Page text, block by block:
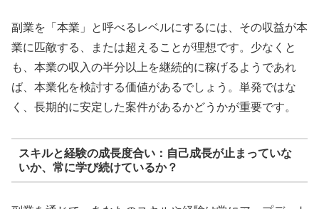
副業を「本業」と呼べるレベルにするには、その収益が本
業に匹敵する、または超えることが理想です。少なくと
も、本業の収入の半分以上を継続的に稼げるようであれ
ば、本業化を検討する価値があるでしょう。単発ではな
く、長期的に安定した案件があるかどうかが重要です。
スキルと経験の成長度合い：自己成長が止まっていな
いか、常に学び続けているか？